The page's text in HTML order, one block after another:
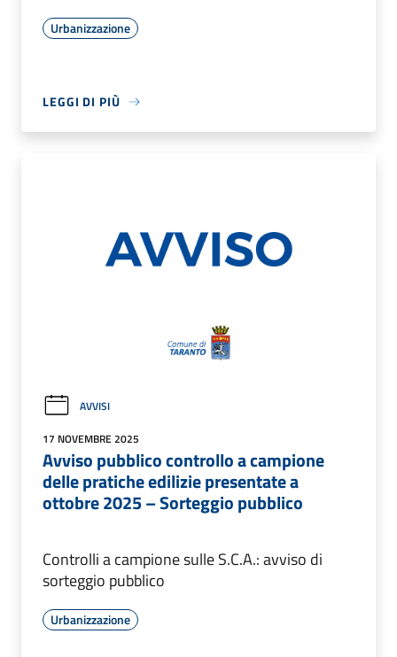
Urbanizzazione
LEGGI DI PIÙ
AVVISI
17 NOVEMBRE 2025
Avviso pubblico controllo a campione
delle pratiche edilizie presentate a
ottobre 2025 – Sorteggio pubblico
Controlli a campione sulle S.C.A.: avviso di
sorteggio pubblico
Urbanizzazione